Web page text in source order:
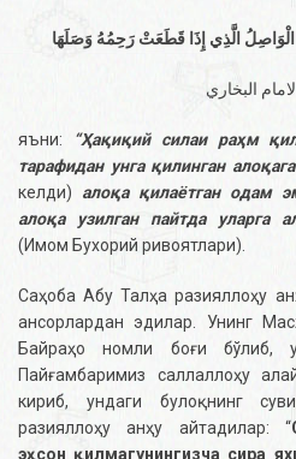
الَّذِي إِذَا قَطَعَتْ رَحِمُهُ وَصَلَهَا
البخاري
яъни: “Ҳақиқий силаи раҳм
тарафидан унга қилинган
келди) алоқа қилаётган одам
алоқа узилган пайтда уларга
(Имом Бухорий ривоятлари).
Саҳоба Абу Талҳа разияллоҳу
ансорлардан эдилар. Унинг
Байраҳо номли боғи бўлиб,
Пайғамбаримиз саллаллоҳу
кириб, ундаги булоқнинг
разияллоҳу анҳу айтадилар: “
эҳсон қилмагунингизча сира